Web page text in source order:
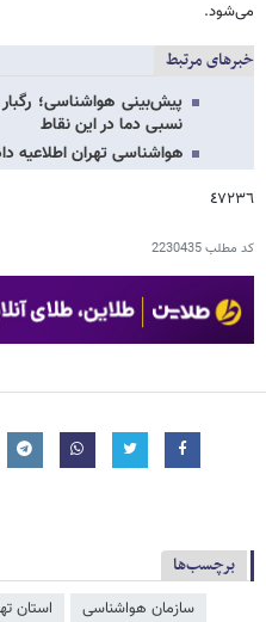
می‌شود.
خبرهای مرتبط
پیش‌بینی هواشناسی؛
نسبی دما در این نقاط
هواشناسی تهران اطلاعیه
٤٧٢٣٦
کد مطلب2230435
برچسب‌ها
سازمان هواشناسی استان